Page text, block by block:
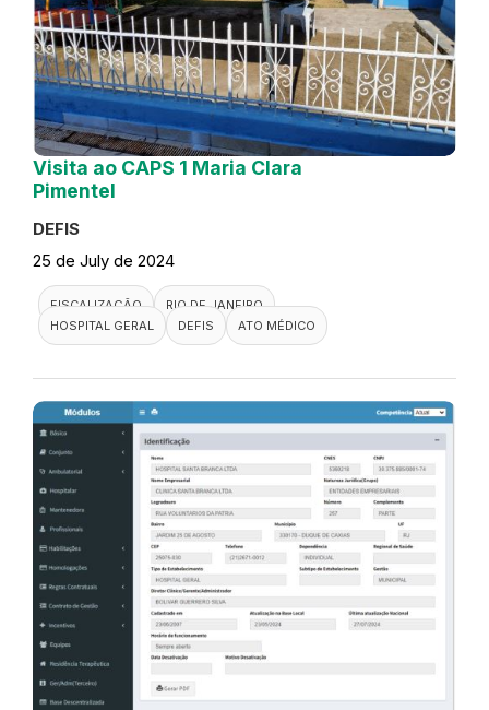
Visita ao CAPS 1 Maria Clara
Pimentel
DEFIS
25 de July de 2024
FISCALIZAÇÃO
RIO DE JANEIRO
HOSPITAL GERAL
DEFIS ATO MÉDICO